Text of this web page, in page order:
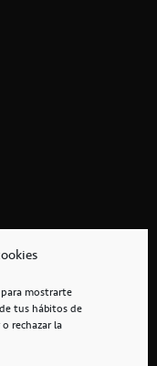
mostrarte
tus hábitos de
rechazar la